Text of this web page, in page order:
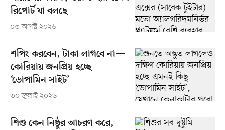
রিপোর্ট যা বলছে
০৩ আগস্ট ২০২৬
শপিং করবেন, টাকা লাগবে না—
কোরিয়ায় জনপ্রিয় হচ্ছে
‘ডোপামিন সাইট’
৩০ জুলাই ২০২৬
শিশু কেন নিষ্ঠুর আচরণ করে,